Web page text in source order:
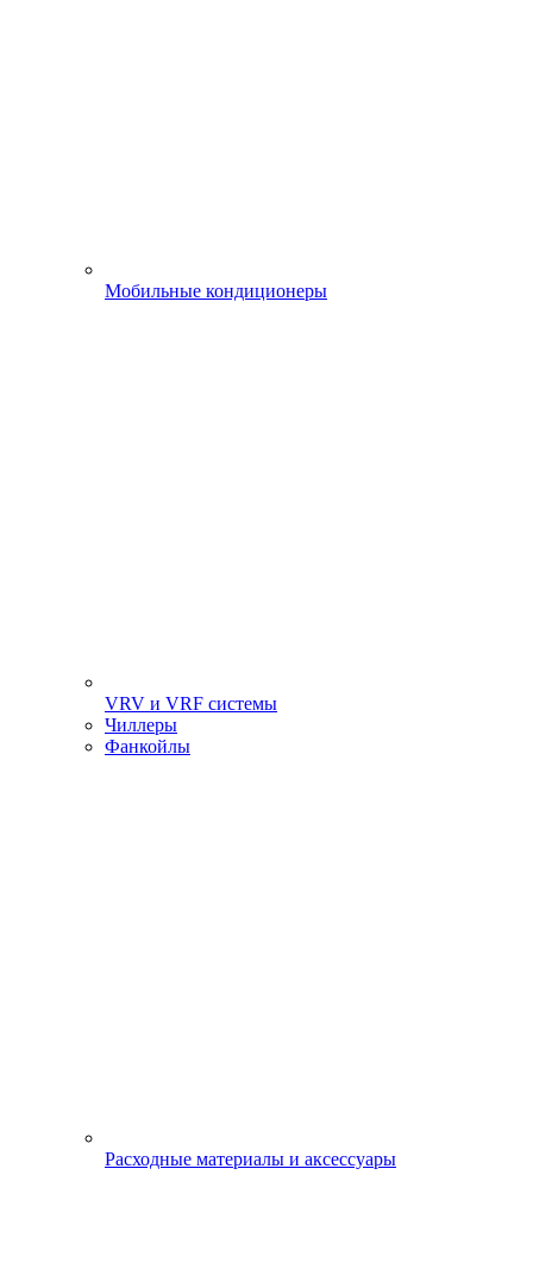
Мобильные кондиционеры
VRV и VRF системы
Чиллеры
Фанкойлы
Расходные материалы и аксессуары